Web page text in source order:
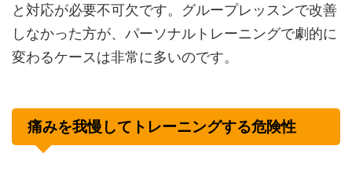
と対応が必要不可欠です。グループレッスンで改善
しなかった方が、パーソナルトレーニングで劇的に
変わるケースは非常に多いのです。
痛みを我慢してトレーニングする危険性